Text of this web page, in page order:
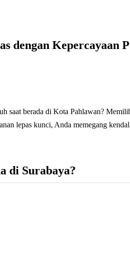
dengan Kepercayaan
saat berada di Kota Pahlawan?
lepas kunci, Anda memegang
di Surabaya?